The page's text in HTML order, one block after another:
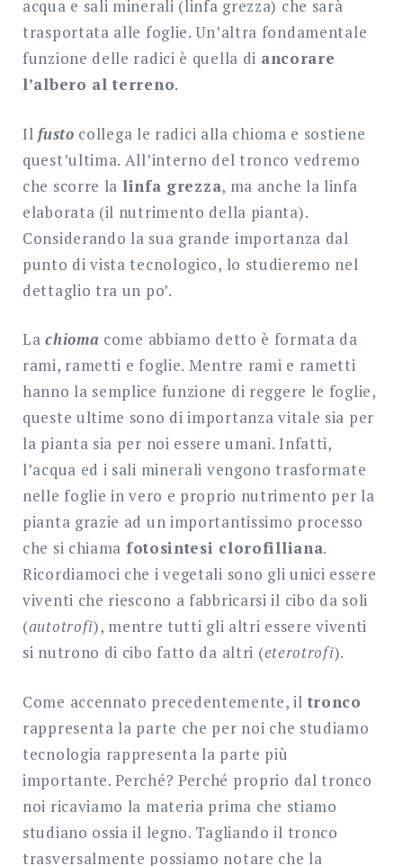
acqua e sali minerali (linfa grezza) che sarà
trasportata alle foglie. Un’altra fondamentale
funzione delle radici è quella di ancorare
l’albero al terreno.
Ilfusto collega le radici alla chioma e sostiene
quest’ultima. All’interno del tronco vedremo
che scorre la linfa grezza, ma anche la linfa
elaborata (il nutrimento della pianta).
Considerando la sua grande importanza dal
punto di vista tecnologico, lo studieremo nel
dettaglio tra un po’.
Lachioma come abbiamo detto è formata da
rami, rametti e foglie. Mentre rami e rametti
hanno la semplice funzione di reggere le foglie,
queste ultime sono di importanza vitale sia per
la pianta sia per noi essere umani. Infatti,
l’acqua ed i sali minerali vengono trasformate
nelle foglie in vero e proprio nutrimento per la
pianta grazie ad un importantissimo processo
che si chiama fotosintesi clorofilliana.
Ricordiamoci che i vegetali sono gli unici essere
viventi che riescono a fabbricarsi il cibo da soli
(autotrofi), mentre tutti gli altri essere viventi
si nutrono di cibo fatto da altri (eterotrofi).
Come accennato precedentemente, iltronco
rappresenta la parte che per noi che studiamo
tecnologia rappresenta la parte più
importante. Perché? Perché proprio dal tronco
noi ricaviamo la materia prima che stiamo
studiano ossia il legno. Tagliando il tronco
trasversalmente possiamo notare che la